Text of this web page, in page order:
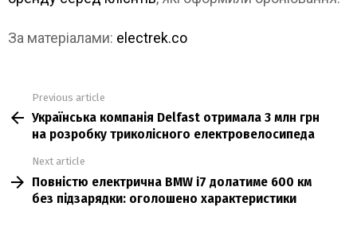
За матеріалами: electrek.co
more
Previous article
Українська компанія Delfast отримала 3 млн грн
на розробку триколісного електровелосипеда
Next article
Повністю електрична BMW i7 долатиме 600 км
без підзарядки: оголошено характеристики